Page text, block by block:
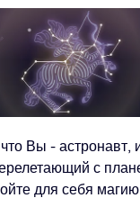
что Вы -
с
для себя